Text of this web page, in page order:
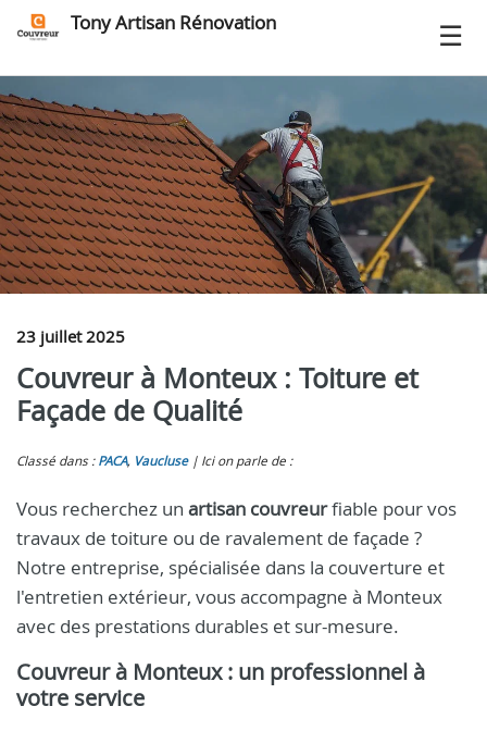
Tony Artisan Rénovation
23 juillet 2025
Couvreur à Monteux : Toiture et
Façade de Qualité
Classé dans : PACA, Vaucluse Ici on parle de :
Vous recherchez un artisan couvreurfiable pour vos
travaux de toiture ou de ravalement de façade ?
Notre entreprise, spécialisée dans la couverture et
l'entretien extérieur, vous accompagne à Monteux
avec des prestations durables et sur-mesure.
Couvreur à Monteux : un professionnel à
votre service